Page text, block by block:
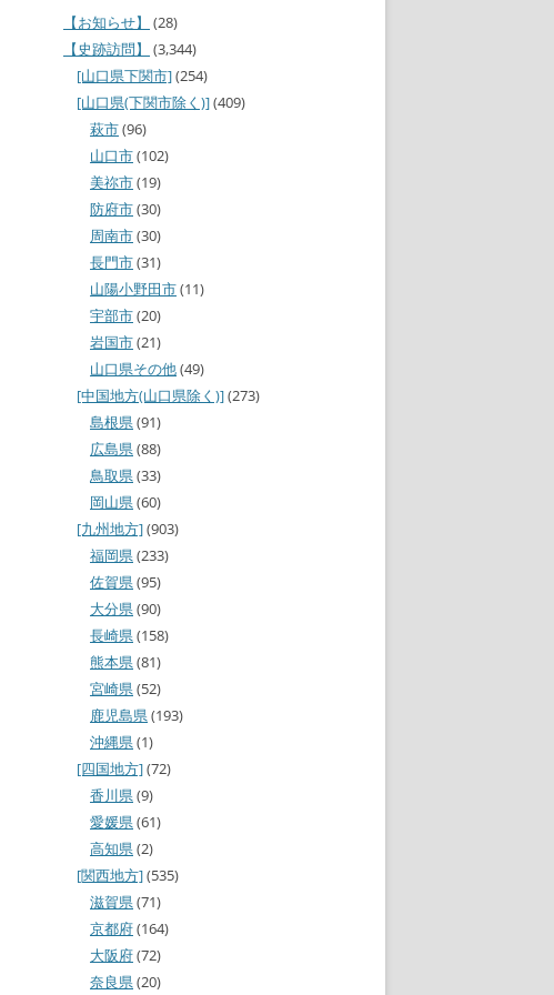
【お知らせ】
(28)
【史跡訪問】
(3,344)
[山口県下関市](254)
[山口県(下関市除く)](409)
萩市(96)
山口市(102)
美祢市(19)
防府市(30)
周南市(30)
長門市(31)
山陽小野田市(11)
宇部市(20)
岩国市(21)
山口県その他(49)
[中国地方(山口県除く)](273)
島根県(91)
広島県(88)
鳥取県(33)
岡山県(60)
[九州地方](903)
福岡県(233)
佐賀県(95)
大分県(90)
長崎県(158)
熊本県(81)
宮崎県(52)
鹿児島県(193)
沖縄県(1)
[四国地方](72)
香川県(9)
愛媛県(61)
高知県(2)
[関西地方](535)
滋賀県(71)
京都府(164)
大阪府(72)
奈良県(20)